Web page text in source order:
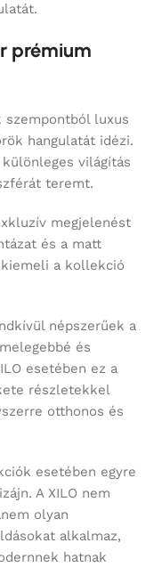
prémium
szempontból luxus
hangulatát idézi.
világítás
teremt.
megjelenést
és a matt
a kollekció
népszerűek a
és
esetében ez a
részletekkel
otthonos és
esetében egyre
A XILO nem
olyan
alkalmaz,
hatnak